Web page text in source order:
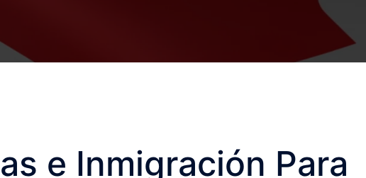
e Inmigración Para